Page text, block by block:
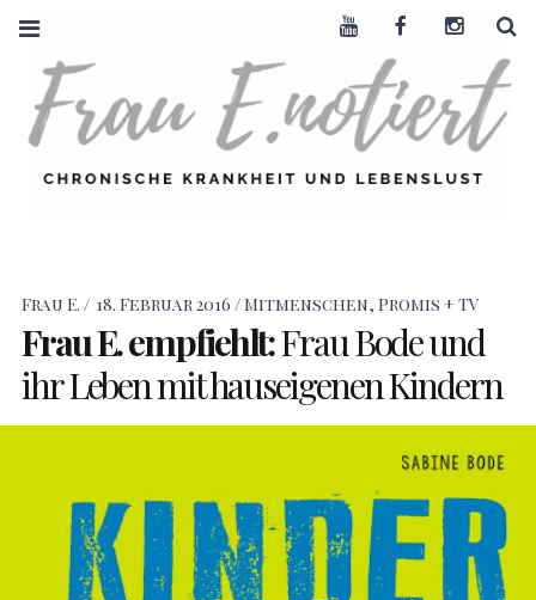
LEBENSLUST
Frau E. 18. Februar 2016 Mitmenschen, Promis + TV
FrauE.empfiehlt:Frau Bode und
ihr Leben mit hauseigenen Kindern
Youtube Facebook